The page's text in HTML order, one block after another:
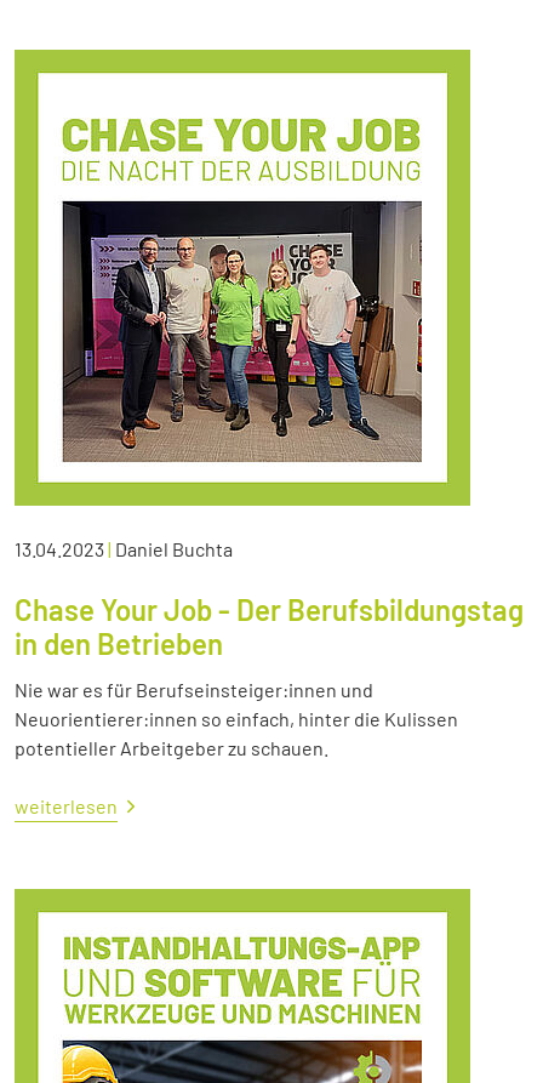
13.04.2023| Daniel Buchta
Chase Your Job - Der Berufsbildungstag
in den Betrieben
Nie war es für Berufseinsteiger:innen und
Neuorientierer:innen so einfach, hinter die Kulissen
potentieller Arbeitgeber zu schauen.
weiterlesen